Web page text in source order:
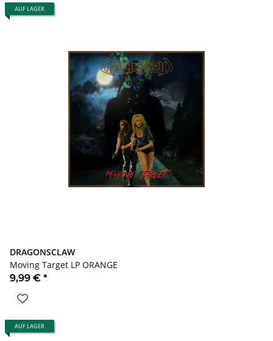
AUF LAGER
DRAGONSCLAW
Moving Target LP ORANGE
9,99 € *
AUF LAGER